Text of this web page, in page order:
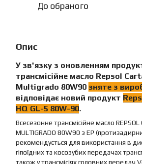
До обраного
Опис
У зв'язку з оновленням
трансмісійне масло Repsol
Multigrado 80W90 зняте з
відповідає новий продукт
HQ GL-5 80W-90.
Всесезонне трансмісійне масло REPSOL
MULTIGRADO 80W90 з EP
рекомендується для використання в
гіпоїдних та косозубих передачах
також у трансмісіях головних передач